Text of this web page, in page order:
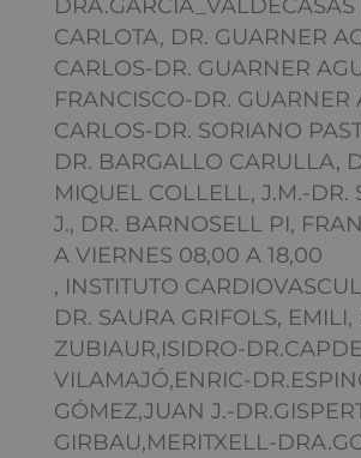
CARLOTA, DR. GUARNER
CARLOS-DR. GUARNER
FRANCISCO-DR. GUARNER
CARLOS-DR. SORIANO
DR. BARGALLO CARULLA,
MIQUEL COLLELL, J.M.-DR.
J., DR. BARNOSELL PI,
A VIERNES 08,00 A 18,00
, INSTITUTO
DR. SAURA GRIFOLS,
ZUBIAUR,ISIDRO-
VILAMAJÓ,ENRIC-
GÓMEZ,JUAN J.-
GIRBAU,MERITXELL-